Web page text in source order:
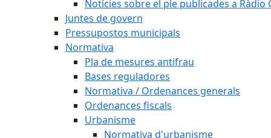
Notícies sobre el ple publicades a Ràdio
Juntes de govern
Pressupostos municipals
Normativa
Pla de mesures antifrau
Bases reguladores
Normativa / Ordenances generals
Ordenances fiscals
Urbanisme
Normativa d'urbanisme